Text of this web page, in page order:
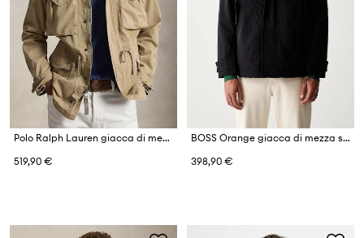
Polo Ralph Lauren giacca di mezza stagione da uomo in cotone Icnc Fld Jkt Lined Field
519,90 €
BOSS Orange giacca di mezza stagione da uomo Oban
398,90 €